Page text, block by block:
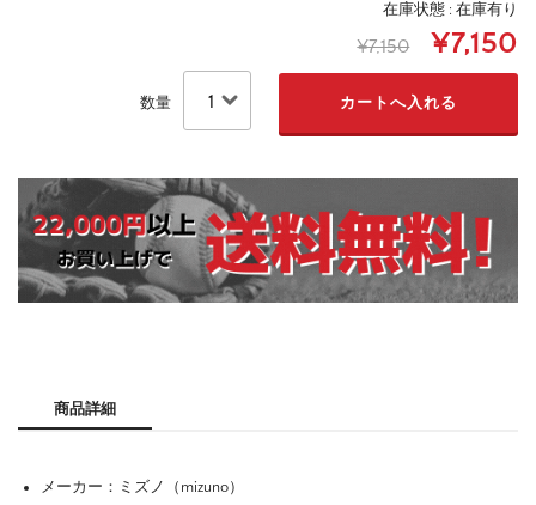
在庫状態 : 在庫有り
¥7,150 ¥7,150
数量
商品詳細
メーカー：ミズノ（mizuno）